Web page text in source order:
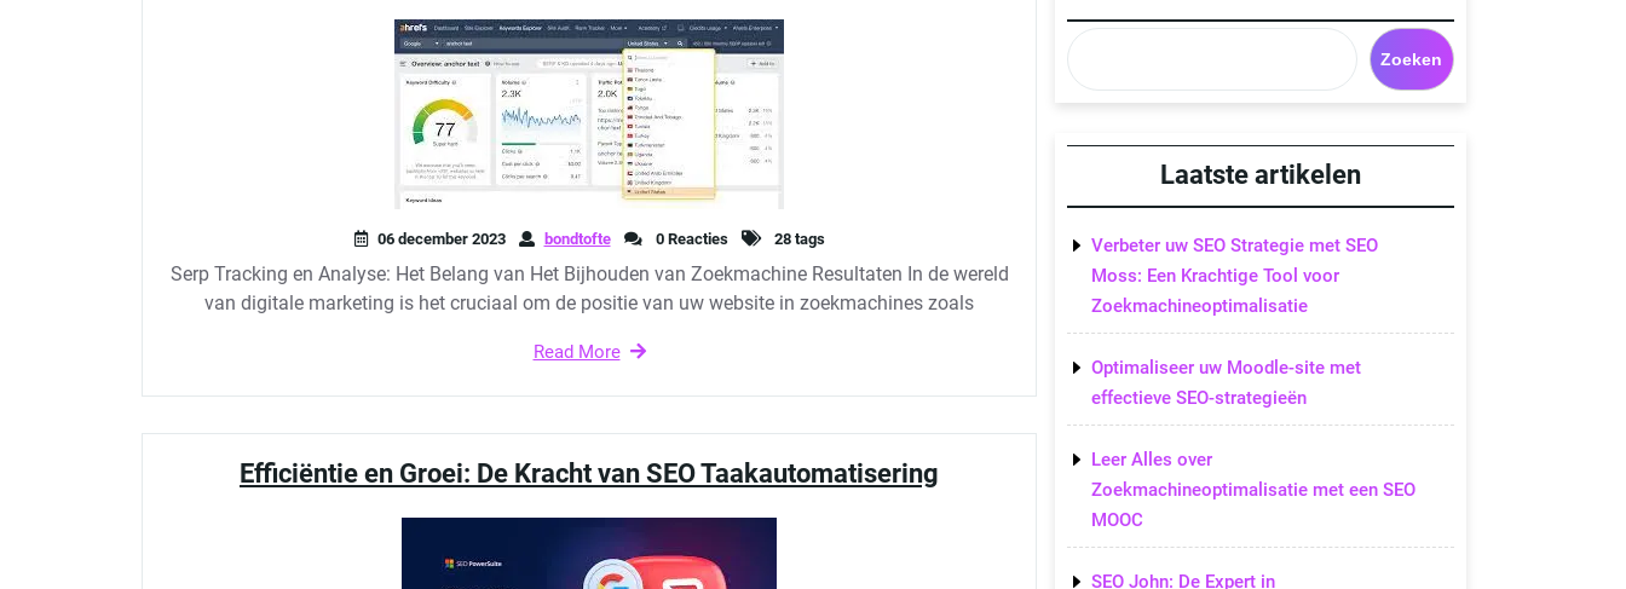
06 december 2023 bondtofte 0 Reacties 28 tags
Serp Tracking en Analyse: Het Belang van Het Bijhouden van Zoekmachine Resultaten In de wereld
van digitale marketing is het cruciaal om de positie van uw website in zoekmachines zoals
Read More
Efficiëntie en Groei: De Kracht van SEO Taakautomatisering
Zoeken
Laatste artikelen
Verbeter uw SEO Strategie met SEO
Moss: Een Krachtige Tool voor
Zoekmachineoptimalisatie
Optimaliseer uw Moodle-site met
effectieve SEO-strategieën
Leer Alles over
Zoekmachineoptimalisatie met een SEO
MOOC
SEO John: De Expert in